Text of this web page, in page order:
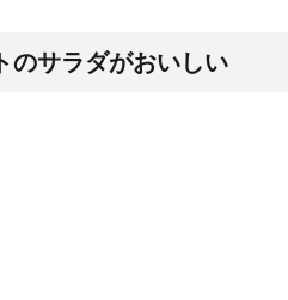
のサラダがおいしい